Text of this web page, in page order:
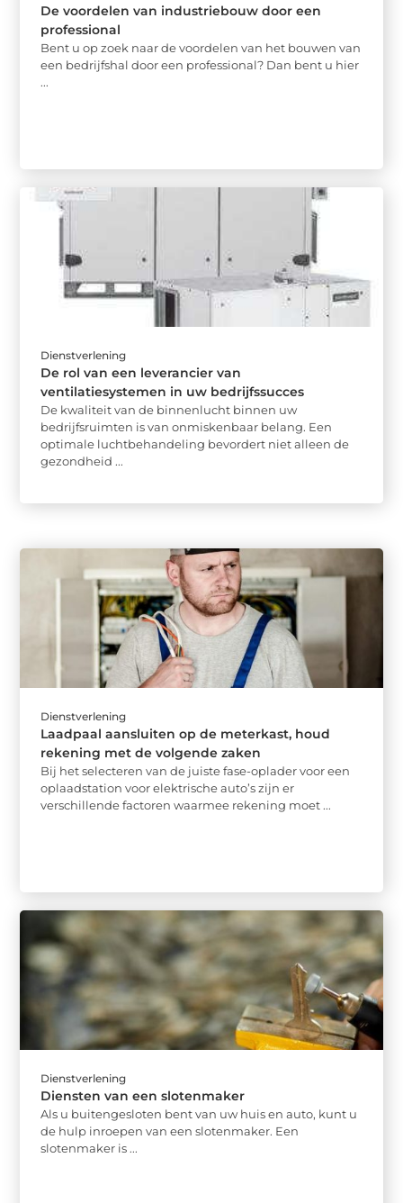
De voordelen van industriebouw door een
professional
Bent u op zoek naar de voordelen van het bouwen van
een bedrijfshal door een professional? Dan bent u hier
...
Dienstverlening
De rol van een leverancier van
ventilatiesystemen in uw bedrijfssucces
De kwaliteit van de binnenlucht binnen uw
bedrijfsruimten is van onmiskenbaar belang. Een
optimale luchtbehandeling bevordert niet alleen de
gezondheid ...
Dienstverlening
Laadpaal aansluiten op de meterkast, houd
rekening met de volgende zaken
Bij het selecteren van de juiste fase-oplader voor een
oplaadstation voor elektrische auto’s zijn er
verschillende factoren waarmee rekening moet ...
Dienstverlening
Diensten van een slotenmaker
Als u buitengesloten bent van uw huis en auto, kunt u
de hulp inroepen van een slotenmaker. Een
slotenmaker is ...